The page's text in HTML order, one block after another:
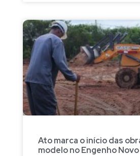
Ato marca o início das
modelo no Engenho Novo